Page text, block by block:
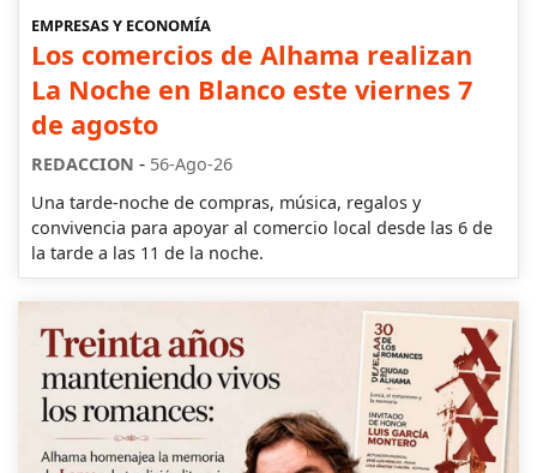
EMPRESAS Y ECONOMÍA
Los comercios de Alhama realizan
La Noche en Blanco este viernes 7
de agosto
Una tarde-noche de compras, música, regalos y
convivencia para apoyar al comercio local desde las 6 de
la tarde a las 11 de la noche.